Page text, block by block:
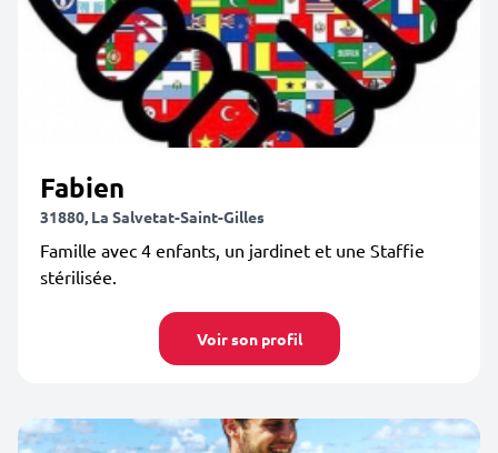
Fabien
31880, La Salvetat-Saint-Gilles
Famille avec 4 enfants, un jardinet et une Staffie
stérilisée.
Voir son profil